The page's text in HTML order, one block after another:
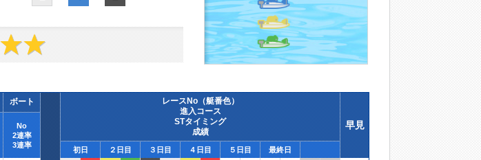
ボート
レースNo（艇番色）
進入コース
STタイミング
成績
早見
No
2連率
3連率
初日 ２日目 ３日目 ４日目 ５日目 最終日